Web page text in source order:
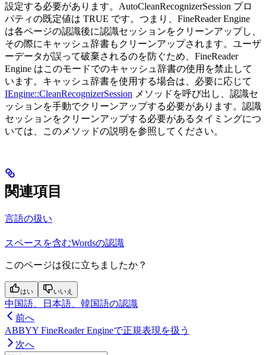
設定する必要があります。AutoCleanRecognizerSession プロ
パティの既定値は TRUE です。つまり、FineReader Engine
は各ページの認識後に認識セッションをクリーンアップし、
その際にキャッシュ辞書もクリーンアップされます。ユーザ
ーデータが誤って破棄されるのを防ぐため、FineReader
Engine はこのモードでのキャッシュ辞書の使用を禁止して
います。キャッシュ辞書を使用する場合は、必要に応じて
IEngine::CleanRecognizerSession メソッドを呼び出し、認識セ
ッションを手動でクリーンアップする必要があります。認識
セッションをクリーンアップする必要があるタイミングにつ
いては、このメソッドの説明を参照してください。
関連項目
言語の扱い
スペースを含むWordsの認識
このページは役に立ちましたか？
はい いいえ
中国語、日本語、韓国語の認識
前へ
ABBYY FineReader Engineで正規表現を扱う
次へ